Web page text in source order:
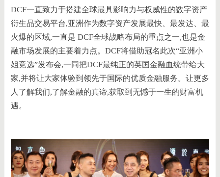
DCF一直致力于搭建全球最具影响力与权威性的数字资产
衍生品交易平台,亚洲作为数字资产发展最快、最发达、最
火爆的区域,一直是 DCF全球战略布局的重点之一,也是金
融市场发展的主要着力点。DCF将借助冠名此次“亚洲小
姐竞选”发布会,一同把DCF最纯正的英国金融血统带给大
家,并将让大家体验到领先于国际的优质金融服务。让更多
人了解我们,了解金融的真谛,获取到无憾于一生的财富机
遇。